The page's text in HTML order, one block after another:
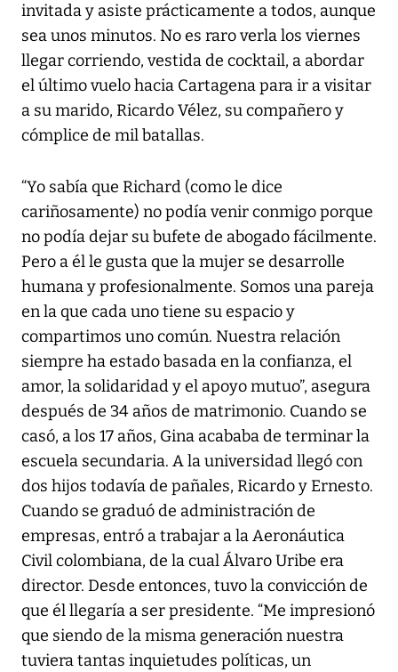
invitada y asiste prácticamente a todos, aunque
sea unos minutos. No es raro verla los viernes
llegar corriendo, vestida de cocktail, a abordar
el último vuelo hacia Cartagena para ir a visitar
a su marido, Ricardo Vélez, su compañero y
cómplice de mil batallas.
“Yo sabía que Richard (como le dice
cariñosamente) no podía venir conmigo porque
no podía dejar su bufete de abogado fácilmente.
Pero a él le gusta que la mujer se desarrolle
humana y profesionalmente. Somos una pareja
en la que cada uno tiene su espacio y
compartimos uno común. Nuestra relación
siempre ha estado basada en la confianza, el
amor, la solidaridad y el apoyo mutuo”, asegura
después de 34 años de matrimonio. Cuando se
casó, a los 17 años, Gina acababa de terminar la
escuela secundaria. A la universidad llegó con
dos hijos todavía de pañales, Ricardo y Ernesto.
Cuando se graduó de administración de
empresas, entró a trabajar a la Aeronáutica
Civil colombiana, de la cual Álvaro Uribe era
director. Desde entonces, tuvo la convicción de
que él llegaría a ser presidente. “Me impresionó
que siendo de la misma generación nuestra
tuviera tantas inquietudes políticas, un